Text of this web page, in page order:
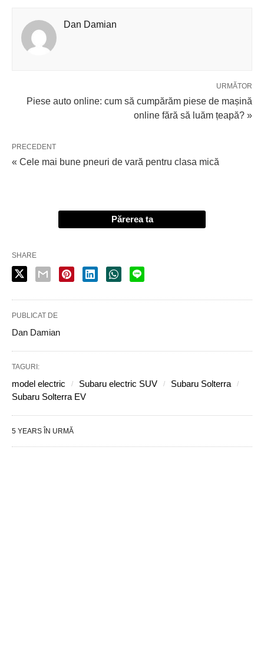
Dan Damian
URMĂTOR
Piese auto online: cum să cumpărăm piese de mașină
online fără să luăm țeapă? »
PRECEDENT
« Cele mai bune pneuri de vară pentru clasa mică
Părerea ta
SHARE
PUBLICAT DE
Dan Damian
TAGURI:
model electric Subaru electric SUV
Subaru Solterra
Subaru Solterra EV
5 YEARS ÎN URMĂ